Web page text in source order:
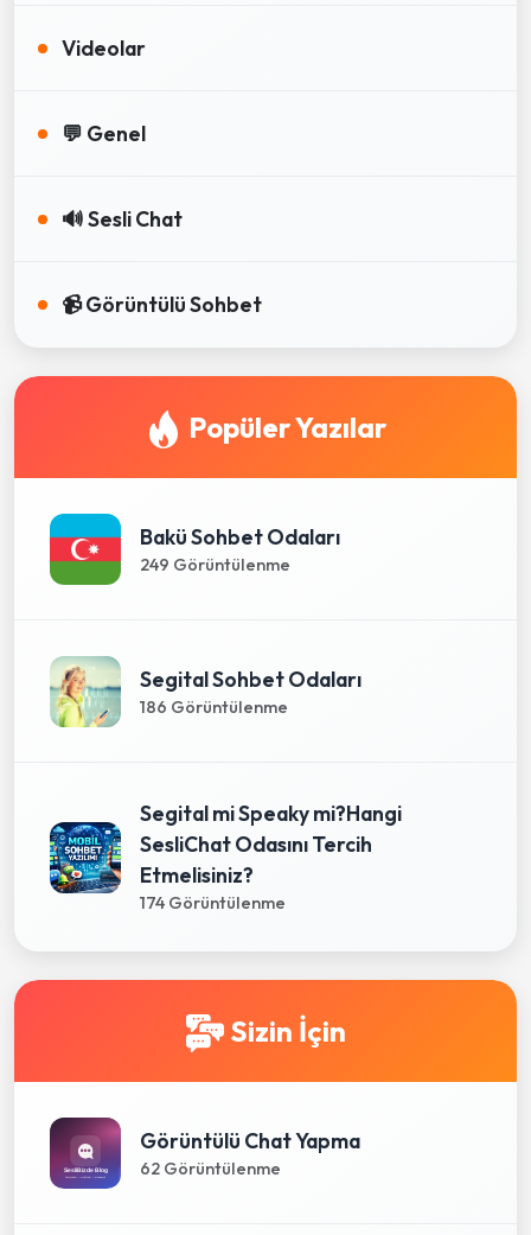
Videolar
💬 Genel
🔊 Sesli Chat
📹 Görüntülü Sohbet
Popüler Yazılar
Bakü Sohbet Odaları
249 Görüntülenme
Segital Sohbet Odaları
186 Görüntülenme
Segital mi Speaky mi?Hangi
SesliChat Odasını Tercih
Etmelisiniz?
174 Görüntülenme
Sizin İçin
Görüntülü Chat Yapma
62 Görüntülenme